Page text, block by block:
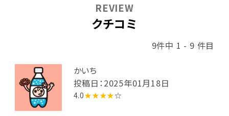
クチコミ
REVIEW
9件中 1 - 9 件目
かいち
投稿日：2025年01月18日
4.0★★★★☆